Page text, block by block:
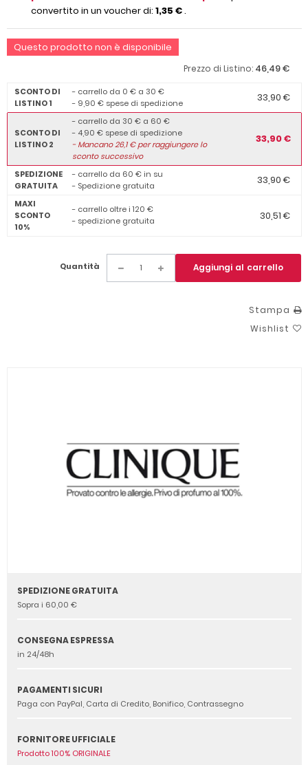
convertito in un voucher di: 1,35 €.
Questo prodotto non è disponibile
Prezzo di Listino: 46,49 €
SCONTO DI
LISTINO 1
- carrello da 0 € a 30 €
- 9,90 € spese di spedizione
33,90 €
SCONTO DI
LISTINO 2
- carrello da 30 € a 60 €
- 4,90 € spese di spedizione
-Mancano26,1€ per raggiungere lo
sconto successivo
33,90 €
SPEDIZIONE
GRATUITA
- carrello da 60 € in su
- Spedizione gratuita
33,90 €
MAXI
SCONTO
10%
- carrello oltre i 120 €
- spedizione gratuita
30,51 €
Quantità Aggiungi al carrello
Stampa
Wishlist
SPEDIZIONE GRATUITA
Sopra i 60,00 €
CONSEGNA ESPRESSA
in 24/48h
PAGAMENTI SICURI
Paga con PayPal, Carta di Credito, Bonifico, Contrassegno
FORNITORE UFFICIALE
Prodotto 100% ORIGINALE